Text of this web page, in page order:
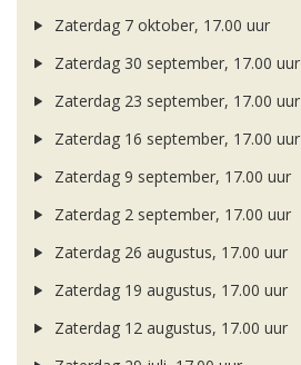
Zaterdag 7 oktober, 17.00 uur
Zaterdag 30 september, 17.00 uur
Zaterdag 23 september, 17.00 uur
Zaterdag 16 september, 17.00 uur
Zaterdag 9 september, 17.00 uur
Zaterdag 2 september, 17.00 uur
Zaterdag 26 augustus, 17.00 uur
Zaterdag 19 augustus, 17.00 uur
Zaterdag 12 augustus, 17.00 uur